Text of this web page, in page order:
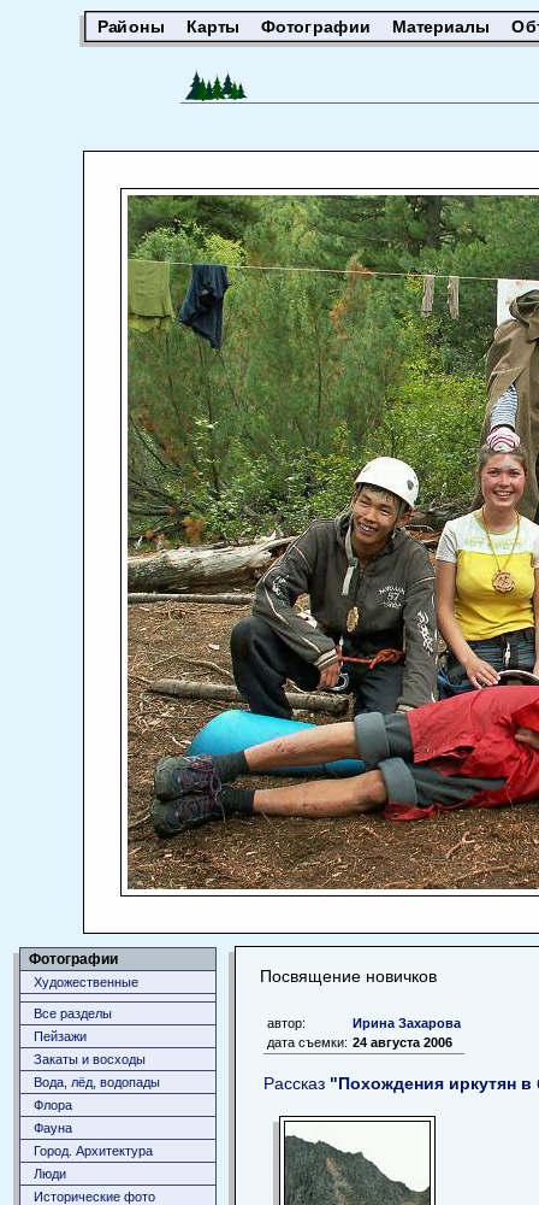
Районы Карты Фотографии Материалы
Фотографии
Художественные
Все разделы
Пейзажи
Закаты и восходы
Вода, лёд, водопады
Флора
Фауна
Город. Архитектура
Люди
Исторические фото
Посвящение новичков
автор:
Ирина Захарова
дата съемки: 24 августа 2006
Рассказ "Похождения иркутян в